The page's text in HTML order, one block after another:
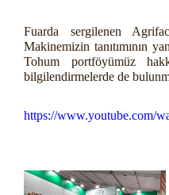
Fuarda sergilenen
Makinemizin tanıtımının
Tohum portföyümüz
bilgilendirmelerde de
https://www.youtube.com/